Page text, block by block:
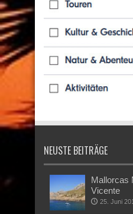
NEUSTE BEITRÄGE
Mallorcas
Vicente
25. Juni